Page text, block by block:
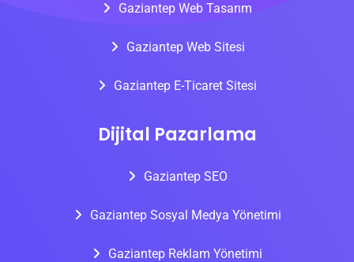
Gaziantep Web Tasarım
Gaziantep Web Sitesi
Gaziantep E-Ticaret Sitesi
Dijital Pazarlama
Gaziantep SEO
Gaziantep Sosyal Medya Yönetimi
Gaziantep Reklam Yönetimi